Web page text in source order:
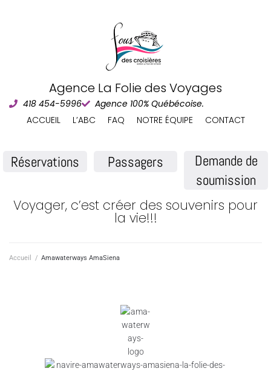
Agence La Folie des Voyages
418 454-5996
Agence 100% Québécoise.
ACCUEIL
L’ABC FAQ NOTRE ÉQUIPE CONTACT
Réservations Passagers
Demande de
soumission
Voyager, c’est créer des souvenirs pour
la vie!!!
Accueil / Amawaterways AmaSiena